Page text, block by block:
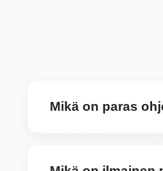
Mikä on paras